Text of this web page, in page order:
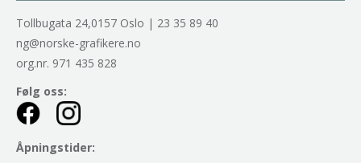
Tollbugata 24,0157 Oslo | 23 35 89 40
ng@norske-grafikere.no
org.nr. 971 435 828
Følg oss:
Åpningstider: